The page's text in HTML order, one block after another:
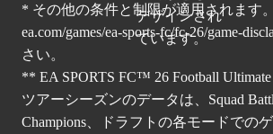
* その他の条件と制限が適用されます
ea.com/games/ea-sports-fc/fc-26/game-
さい。
** EA SPORTS FC™ 26 Football
ツアーシーズンのデータは、Squad
Champions、ドラフトの各モードでの